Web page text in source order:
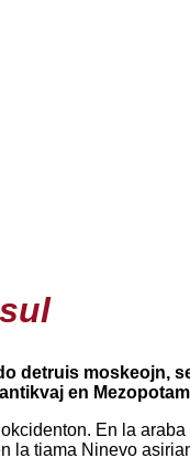
detruis moskeojn,
en
En la
la tiama Ninevo